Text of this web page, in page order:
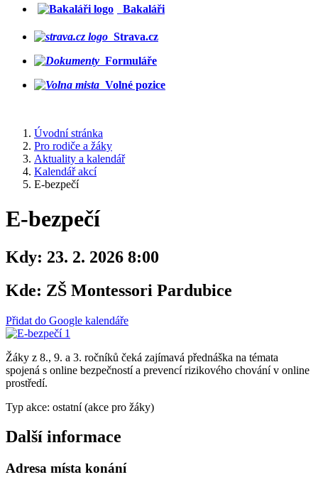
Bakaláři
Strava.cz
Formuláře
Volné pozice
Úvodní stránka
Pro rodiče a žáky
Aktuality a kalendář
Kalendář akcí
E-bezpečí
E-bezpečí
Kdy: 23. 2. 2026 8:00
Kde: ZŠ Montessori Pardubice
Přidat do Google kalendáře
Žáky z 8., 9. a 3. ročníků čeká zajímavá přednáška na témata
spojená s online bezpečností a prevencí rizikového chování v online
prostředí.
Typ akce: ostatní (akce pro žáky)
Další informace
Adresa místa konání